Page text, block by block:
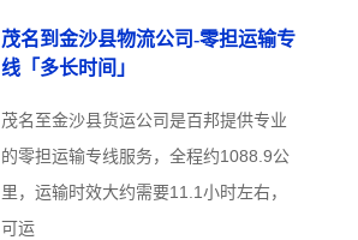
茂名到金沙县物流公司-零担运输专
线「多长时间」
茂名至金沙县货运公司是百邦提供专业
的零担运输专线服务，全程约1088.9公
里，运输时效大约需要11.1小时左右，
可运